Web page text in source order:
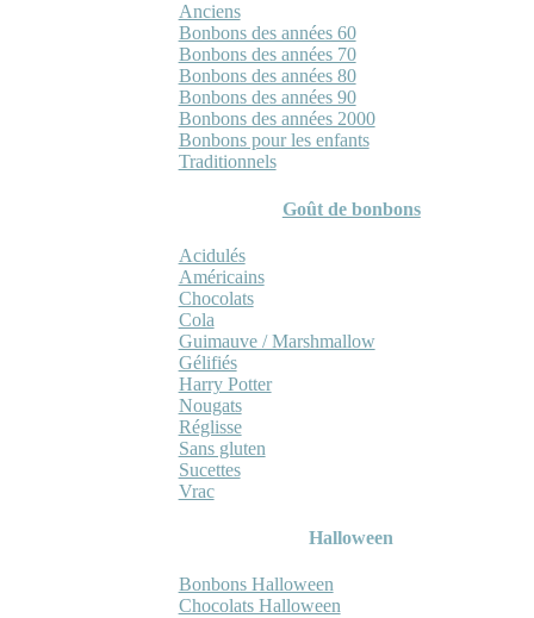
Anciens
Bonbons des années 60
Bonbons des années 70
Bonbons des années 80
Bonbons des années 90
Bonbons des années 2000
Bonbons pour les enfants
Traditionnels
Goût de bonbons
Acidulés
Américains
Chocolats
Cola
Guimauve / Marshmallow
Gélifiés
Harry Potter
Nougats
Réglisse
Sans gluten
Sucettes
Vrac
Halloween
Bonbons Halloween
Chocolats Halloween